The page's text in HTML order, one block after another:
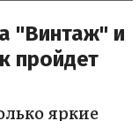
"Винтаж" и
пройдет
яркие